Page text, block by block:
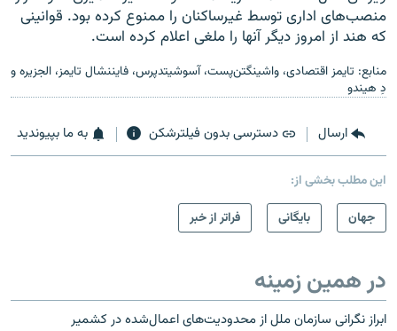
منصب‌های اداری توسط غیرساکنان را ممنوع کرده بود. قوانینی
که هند از امروز دیگر آنها را ملغی اعلام کرده است.
منابع: تایمز اقتصادی، واشینگتن‌پست، آسوشیتدپرس، فایننشال تایمز، الجزیره و
دِ هیندو
ارسال دسترسی بدون فیلترشکن به ما بپیوندید
این مطلب بخشی از:
جهان
بایگانی فراتر از خبر
در همین زمینه
ابراز نگرانی سازمان ملل از محدودیت‌های اعمال‌شده در کشمیر